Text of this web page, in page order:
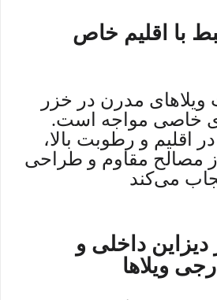
با اقلیم خاص
مدرن در خزر
خاصی مواجه است.
اقلیم و رطوبت بالا،
از مصالح مقاوم و طراحی
می‌کند
داخلی و
ویلاها